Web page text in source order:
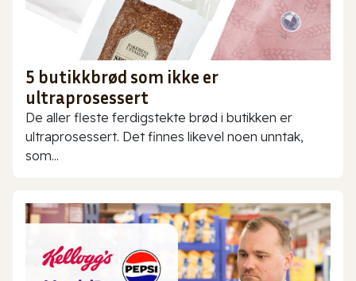
5 butikkbrød som ikke er
ultraprosessert
De aller fleste ferdigstekte brød i butikken er
ultraprosessert. Det finnes likevel noen unntak,
som...